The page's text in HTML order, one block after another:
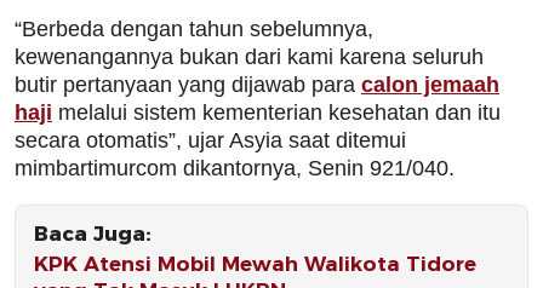
“Berbeda dengan tahun sebelumnya,
kewenangannya bukan dari kami karena seluruh
butir pertanyaan yang dijawab para calon jemaah
haji melalui sistem kementerian kesehatan dan itu
secara otomatis”, ujar Asyia saat ditemui
mimbartimurcom dikantornya, Senin 921/040.
Baca Juga:
KPK Atensi Mobil Mewah Walikota Tidore